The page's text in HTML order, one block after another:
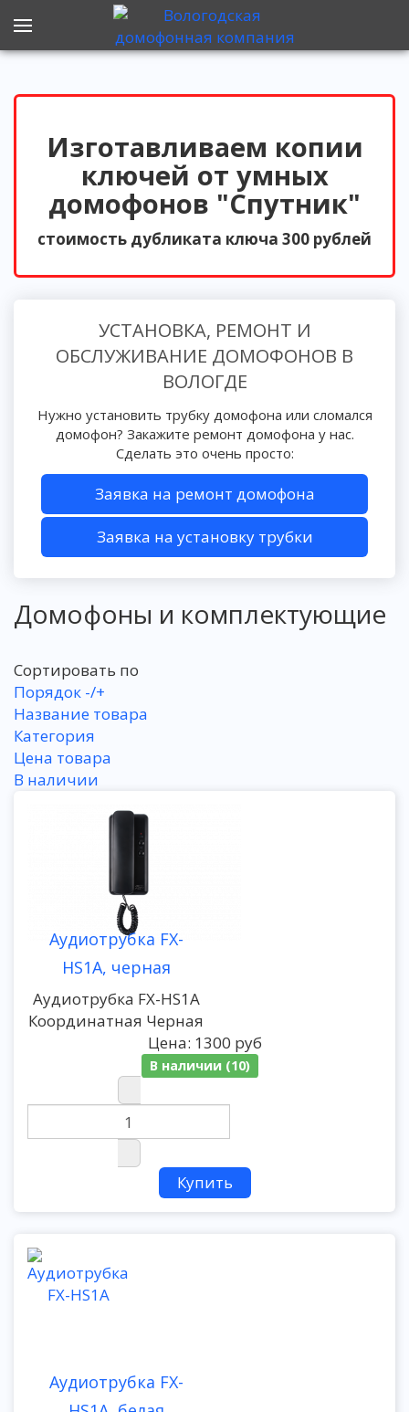
Изготавливаем копии
ключей от умных
домофонов "Спутник"
стоимость дубликата ключа 300 рублей
УСТАНОВКА, РЕМОНТ И
ОБСЛУЖИВАНИЕ ДОМОФОНОВ В
ВОЛОГДЕ
Нужно установить трубку домофона или сломался
домофон? Закажите ремонт домофона у нас.
Сделать это очень просто:
Заявка на ремонт домофона
Заявка на установку трубки
Домофоны и комплектующие
Сортировать по
Порядок -/+
Название товара
Категория
Цена товара
В наличии
Аудиотрубка FX-
HS1A, черная
Аудиотрубка FX-HS1A
Координатная Черная
Цена: 1300 руб
В наличии (10)
Аудиотрубка FX-